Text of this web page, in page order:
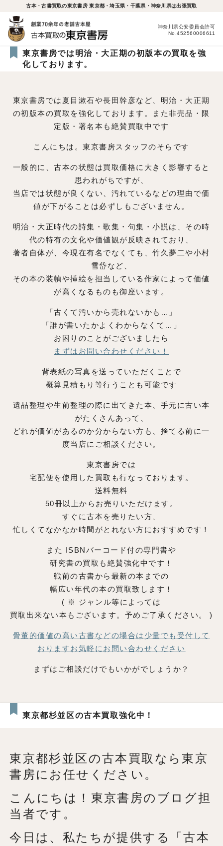
古本・古書買取の東京書房 東京都・埼玉県・千葉県・神奈川県は出張買取
神奈川県公安委員会許可
No.452560006611
東京書房では明治・大正期の初版本の買取を強
化しております。
東京書房では夏目漱石や長田幹彦など、明治・大正期
の初版本の買取を強化しております。また非売品・限
定版・署名本も絶賛買取中です
こんにちは。東京書房スタッフのそらです
一般的に、古本の状態は買取価格に大きく影響すると
思われがちですが、
当店では状態が良くない、汚れているなどの理由で価
値が下がることは必ずしもございません。
明治・大正時代の詩集・歌集・句集・小説は、その時
代の特有の文化や価値観が反映されており、
著者自体が、今現在有名でなくても、竹久夢二や小村
雪岱など、
その本の装幀や挿絵を担当している作家によって価値
が高くなるものも御座います。
「古くて汚いから売れないかも…」
「誰が書いたかよくわからなくて…」
お困りのことがございましたら
まずはお問い合わせください！
背表紙の写真を送っていただくことで
概算見積もり等行うことも可能です
遺品整理や生前整理の際に出てきた本、手元に古い本
がたくさんあって、
どれが価値があるのか分からない方も、捨てる前に一
度当店にご相談ください。
東京書房では
宅配便を使用した買取も行なっております。
送料無料
50冊以上からお売りいただけます。
すぐに古本を売りたい方、
忙しくてなかなか時間がとれない方におすすめです！
また ISBNバーコード付の専門書や
研究書の買取も絶賛強化中です！
戦前の古書から最新の本までの
幅広い年代の本の買取致します！
( ※ ジャンル等によっては
買取出来ない本もございます。予めご了承ください。 )
骨董的価値の高い古書などの場合は少量でも受付して
おりますお気軽にお問い合わせください
まずはご相談だけでもいかがでしょうか？
東京都杉並区の古本買取強化中！
東京都杉並区の古本買取なら東京
書房にお任せください。
こんにちは！東京書房のブログ担
当者です。
今日は、私たちが提供する「古本